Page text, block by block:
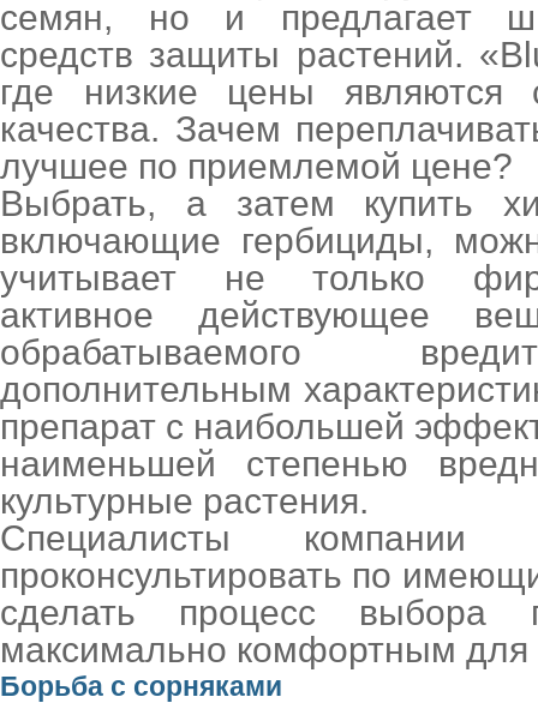
семян, но и предлагает
средств защиты растений.
где низкие цены являются
качества. Зачем
лучшее по приемлемой цене?
Выбрать, а затем купить
включающие гербициды,
учитывает не только
активное действующее
обрабатываемого
дополнительным
препарат с наибольшей
наименьшей степенью
культурные растения.
Специалисты компании
проконсультировать по
сделать процесс выбора
максимально комфортным для
Борьба с сорняками